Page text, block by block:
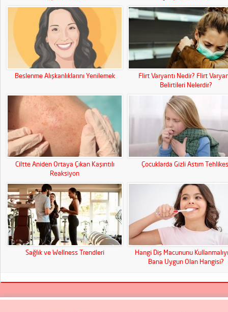
Beslenme Alışkanlıklarını Yenilemek
Flirt Varyantı Nedir? Flirt
Belirtileri Nelerdir?
Ciltte Aniden Ortaya Çıkan Kaşıntılı
Reaksiyon
Çocuklarda Gizli Astım
Sağlık ve Wellness Trendleri
Hangi Diş Macununu
Bana Uygun Olan Hangisi?